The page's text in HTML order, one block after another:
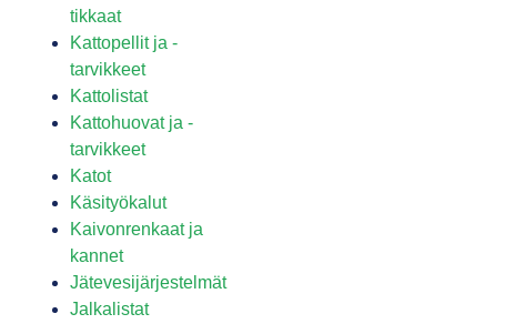
tikkaat
Kattopellit ja -
tarvikkeet
Kattolistat
Kattohuovat ja -
tarvikkeet
Katot
Käsityökalut
Kaivonrenkaat ja
kannet
Jätevesijärjestelmät
Jalkalistat